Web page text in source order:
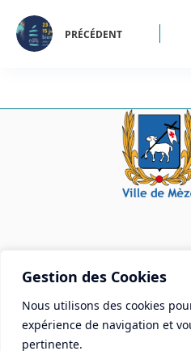
Gestion des Cookies
Nous utilisons des cookies
expérience de navigation et
pertinente.
PRÉCÉDENT
Mairie de
Place Aristide Briand -
Tél :04 67 18
Mail :